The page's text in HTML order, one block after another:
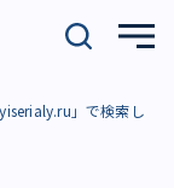
」で検索し